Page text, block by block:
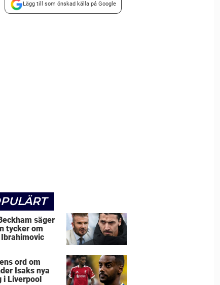
Lägg till som önskad källa på Google
säger
tycker om
ord om
Isaks nya
i Liverpool